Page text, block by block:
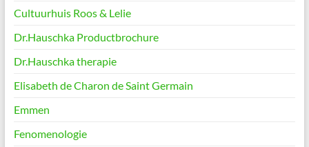
Cultuurhuis Roos & Lelie
Dr.Hauschka Productbrochure
Dr.Hauschka therapie
Elisabeth de Charon de Saint Germain
Emmen
Fenomenologie